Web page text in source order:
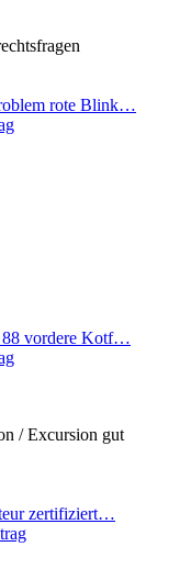
rote Blink…
88 vordere Kotf…
/ Excursion gut
zertifiziert…